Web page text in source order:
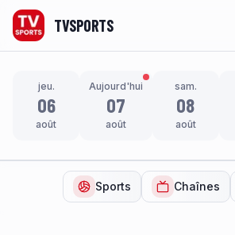
TVSPORTS
jeu.
06
août
Aujourd'hui
07
août
sam.
08
août
Sports Chaînes